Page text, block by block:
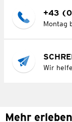
+43
Montag
Wir
Mehr erleben